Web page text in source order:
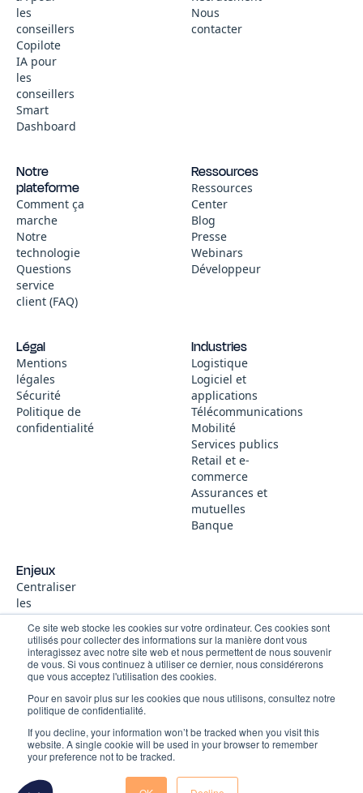
Ce site web stocke les cookies sur votre ordinateur. Ces cookies sont
utilisés pour collecter des informations sur la manière dont vous
interagissez avec notre site web et nous permettent de nous souvenir
de vous. Si vous continuez à utiliser ce dernier, nous considérerons
que vous acceptez l'utilisation des cookies.
Pour en savoir plus sur les cookies que nous utilisons, consultez notre
politique de confidentialité.
If you decline, your information won’t be tracked when you visit this
website. A single cookie will be used in your browser to remember
your preference not to be tracked.
Le respect de votre vie privée
est notre priorité !
Vous pouvez configurer vos réglages et choisir comment vous
souhaitez que vos données personnelles soient utilisées. Vous
partenaire. Vous trouverez une description de chacun des objectifs sur
la façon dont nos partenaires et nous-mêmes utilisons vos données
personnelles.
Lire la politique de confidentialité
Consentements certifiés par
les
conseillers
Copilote
IA pour
les
conseillers
Smart
Dashboard
Nous
contacter
Notre
plateforme
Comment ça
marche
Notre
technologie
Questions
service
client (FAQ)
Ressources
Ressources
Center
Blog
Presse
Webinars
Développeur
Légal
Mentions
légales
Sécurité
Politique de
confidentialité
Industries
Logistique
Logiciel et
applications
Télécommunications
Mobilité
Services publics
Retail et e-
commerce
Assurances et
mutuelles
Banque
Enjeux
Centraliser
les
informations
et la
connaissance
Des réponses
immédiates
et fiables,
sans passer
par le service
client